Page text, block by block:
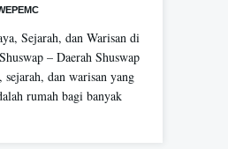
Sejarah, dan Warisan di
– Daerah Shuswap
dan warisan yang
rumah bagi banyak